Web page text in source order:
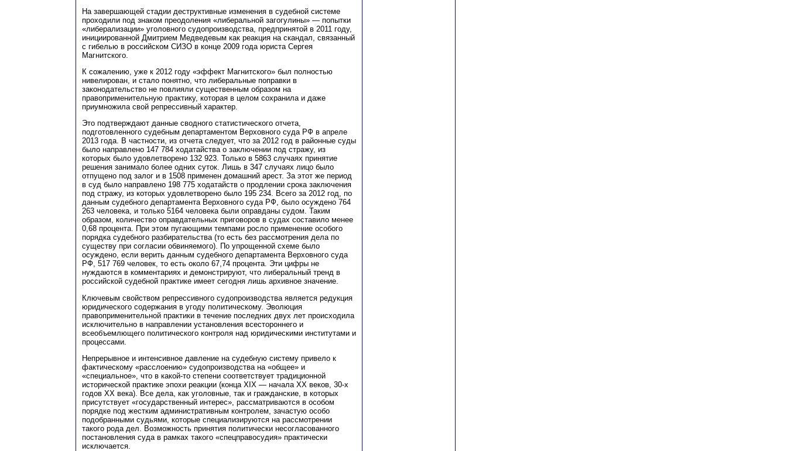
На завершающей стадии деструктивные изменения в судебной системе
проходили под знаком преодоления «либеральной загогулины» — попытки
«либерализации» уголовного судопроизводства, предпринятой в 2011 году,
инициированной Дмитрием Медведевым как реакция на скандал, связанный
с гибелью в российском СИЗО в конце 2009 года юриста Сергея
Магнитского.
К сожалению, уже к 2012 году «эффект Магнитского» был полностью
нивелирован, и стало понятно, что либеральные поправки в
законодательство не повлияли существенным образом на
правоприменительную практику, которая в целом сохранила и даже
приумножила свой репрессивный характер.
Это подтверждают данные сводного статистического отчета,
подготовленного судебным департаментом Верховного суда РФ в апреле
2013 года. В частности, из отчета следует, что за 2012 год в районные суды
было направлено 147 784 ходатайства о заключении под стражу, из
которых было удовлетворено 132 923. Только в 5863 случаях принятие
решения занимало более одних суток. Лишь в 347 случаях лицо было
отпущено под залог и в 1508 применен домашний арест. За этот же период
в суд было направлено 198 775 ходатайств о продлении срока заключения
под стражу, из которых удовлетворено было 195 234. Всего за 2012 год, по
данным судебного департамента Верховного суда РФ, было осуждено 764
263 человека, и только 5164 человека были оправданы судом. Таким
образом, количество оправдательных приговоров в судах составило менее
0,68 процента. При этом пугающими темпами росло применение особого
порядка судебного разбирательства (то есть без рассмотрения дела по
существу при согласии обвиняемого). По упрощенной схеме было
осуждено, если верить данным судебного департамента Верховного суда
РФ, 517 769 человек, то есть около 67,74 процента. Эти цифры не
нуждаются в комментариях и демонстрируют, что либеральный тренд в
российской судебной практике имеет сегодня лишь архивное значение.
Ключевым свойством репрессивного судопроизводства является редукция
юридического содержания в угоду политическому. Эволюция
правоприменительной практики в течение последних двух лет происходила
исключительно в направлении установления всестороннего и
всеобъемлющего политического контроля над юридическими институтами и
процессами.
Непрерывное и интенсивное давление на судебную систему привело к
фактическому «расслоению» судопроизводства на «общее» и
«специальное», что в какой-то степени соответствует традиционной
исторической практике эпохи реакции (конца XIX — начала XX веков, 30-х
годов XX века). Все дела, как уголовные, так и гражданские, в которых
присутствует «государственный интерес», рассматриваются в особом
порядке под жестким административным контролем, зачастую особо
подобранными судьями, которые специализируются на рассмотрении
такого рода дел. Возможность принятия политически несогласованного
постановления суда в рамках такого «спецправосудия» практически
исключается.